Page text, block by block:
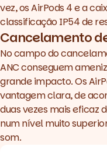
vez, os AirPods 4 e a
classificação IP54 de
Cancelamento
No campo do
ANC conseguem
grande impacto. Os
vantagem clara, de
duas vezes mais eficaz
num nível muito
som.